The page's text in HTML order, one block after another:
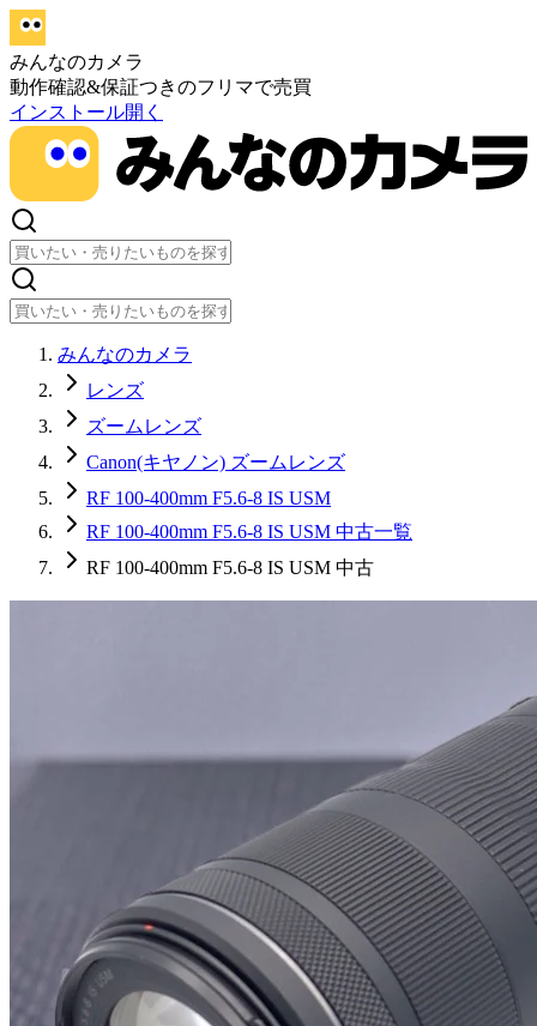
みんなのカメラ
動作確認&保証つきのフリマで売買
インストール開く
みんなのカメラ
レンズ
ズームレンズ
Canon(キヤノン) ズームレンズ
RF 100-400mm F5.6-8 IS USM
RF 100-400mm F5.6-8 IS USM 中古一覧
RF 100-400mm F5.6-8 IS USM 中古